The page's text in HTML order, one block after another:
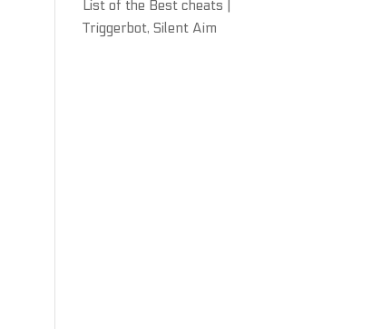
List of the Best cheats |
Triggerbot, Silent Aim